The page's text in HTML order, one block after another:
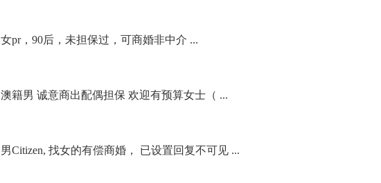
女pr，90后，未担保过，可商婚非中介 ...
澳籍男 诚意商出配偶担保 欢迎有预算女士（ ...
男Citizen, 找女的有偿商婚， 已设置回复不可见 ...